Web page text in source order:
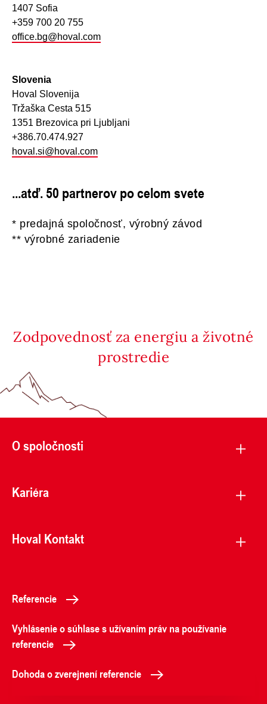
1407 Sofia
+359 700 20 755
office.bg@hoval.com
Slovenia
Hoval Slovenija
Tržaška Cesta 515
1351 Brezovica pri Ljubljani
+386.70.474.927
hoval.si@hoval.com
...atď. 50 partnerov po celom svete
* predajná spoločnosť, výrobný závod
** výrobné zariadenie
Zodpovednosť za energiu a životné
prostredie
O spoločnosti
Kariéra
Hoval Kontakt
Referencie
Vyhlásenie o súhlase s užívaním práv na používanie
referencie
Dohoda o zverejnení referencie